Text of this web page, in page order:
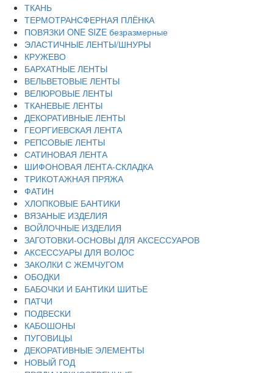
ТКАНЬ
ТЕРМОТРАНСФЕРНАЯ ПЛЁНКА
ПОВЯЗКИ ONE SIZE безразмерные
ЭЛАСТИЧНЫЕ ЛЕНТЫ/ШНУРЫ
КРУЖЕВО
БАРХАТНЫЕ ЛЕНТЫ
ВЕЛЬВЕТОВЫЕ ЛЕНТЫ
ВЕЛЮРОВЫЕ ЛЕНТЫ
ТКАНЕВЫЕ ЛЕНТЫ
ДЕКОРАТИВНЫЕ ЛЕНТЫ
ГЕОРГИЕВСКАЯ ЛЕНТА
РЕПСОВЫЕ ЛЕНТЫ
САТИНОВАЯ ЛЕНТА
ШИФОНОВАЯ ЛЕНТА-СКЛАДКА
ТРИКОТАЖНАЯ ПРЯЖА
ФАТИН
ХЛОПКОВЫЕ БАНТИКИ
ВЯЗАНЫЕ ИЗДЕЛИЯ
ВОЙЛОЧНЫЕ ИЗДЕЛИЯ
ЗАГОТОВКИ-ОСНОВЫ ДЛЯ АКСЕССУАРОВ
АКСЕССУАРЫ ДЛЯ ВОЛОС
ЗАКОЛКИ С ЖЕМЧУГОМ
ОБОДКИ
БАБОЧКИ И БАНТИКИ ШИТЬЕ
ПАТЧИ
ПОДВЕСКИ
КАБОШОНЫ
ПУГОВИЦЫ
ДЕКОРАТИВНЫЕ ЭЛЕМЕНТЫ
НОВЫЙ ГОД